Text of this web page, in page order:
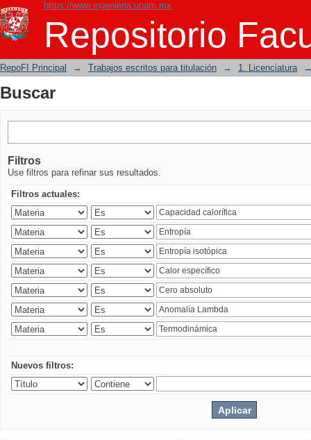
https://www.ingenieria.unam.mx
Repositorio
Buscar
RepoFI Principal → Trabajos escritos para titulación → 1. Licenciatura
Buscar
Filtros
Use filtros para refinar sus resultados.
Filtros actuales:
Nuevos filtros: